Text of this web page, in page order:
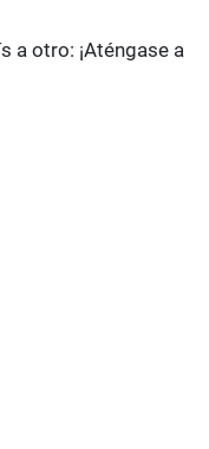
a otro: ¡Aténgase a